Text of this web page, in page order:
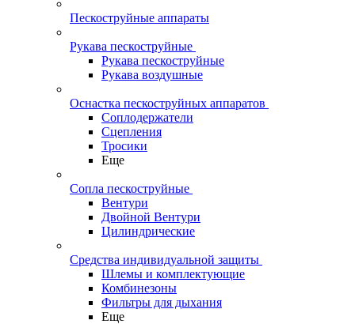
Пескоструйные аппараты
Рукава пескоструйные
Рукава пескоструйные
Рукава воздушные
Оснастка пескоструйных аппаратов
Соплодержатели
Сцепления
Тросики
Еще
Сопла пескоструйные
Вентури
Двойной Вентури
Цилиндрические
Средства индивидуальной защиты
Шлемы и комплектующие
Комбинезоны
Фильтры для дыхания
Еще